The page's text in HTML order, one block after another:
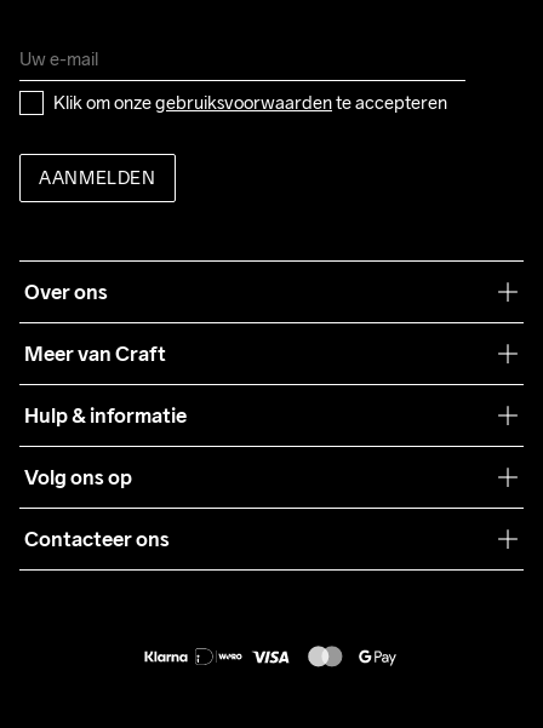
Klik om onze gebruiksvoorwaarden te accepteren
AANMELDEN
Over ons
Meer van Craft
Teamwear
Samenwerkingen
Pers
Hulp & informatie
Algemene voorwaarden
Retour
Volg ons op
Contacteer ons